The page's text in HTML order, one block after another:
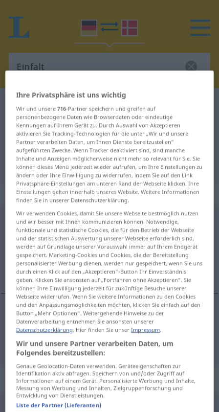
Deutsch-Dänisch Übersetzung für
"Einfalt"
"Einfalt" Dänisch Übersetzung
„Einfalt“: feminin
Einfaltf <ohne pl>
Übersicht aller Übersetzungen
(Für mehr Details die Übersetzung anklicken/antippen)
enfoldighed, uskyldighed
enfoldighed Einfalt
uskyldighed Einfalt
Synonyme für "Einfalt"
Ihre Privatsphäre ist uns wichtig
Wir und unsere716-Partner speichern und greifen auf
personenbezogene Daten wie Browserdaten oder eindeutige
Kennungen auf Ihrem Gerät zu. Durch Auswahl von Akzeptieren
aktivieren Sie Tracking-Technologien für die unter „Wir und unsere
Partner verarbeiten Daten, um Ihnen Dienste bereitzustellen“
aufgeführten Zwecke. Wenn Tracker deaktiviert sind, sind manche
Inhalte und Anzeigen möglicherweise nicht mehr so relevant für Sie. Sie
können dieses Menü jederzeit wieder aufrufen, um Ihre Einstellungen zu
ändern oder Ihre Einwilligung zu widerrufen, indem Sie auf den Link
Privatsphäre-Einstellungen am unteren Rand der Webseite klicken. Ihre
Einstellungen gelten innerhalb unseres Website. Weitere Informationen
finden Sie in unserer Datenschutzerklärung.
Wir verwenden Cookies, damit Sie unsere Webseite bestmöglich nutzen
und wir besser mit Ihnen kommunizieren können. Notwendige,
funktionale und statistische Cookies, die für den Betrieb der Webseite
und der statistischen Auswertung unserer Webseite erforderlich sind,
werden auf Grundlage unserer Vorauswahl immer auf Ihrem Endgerät
gespeichert. Marketing-Cookies und Cookies, die der Bereitstellung
personalisierter Werbung dienen, werden nur gespeichert, wenn Sie uns
durch einen Klick auf den „Akzeptieren“-Button Ihr Einverständnis
geben. Klicken Sie ansonsten auf „Fortfahren ohne Akzeptieren“. Sie
können Ihre Einwilligung jederzeit für zukünftige Besuche unserer
Webseite widerrufen. Wenn Sie weitere Informationen zu den Cookies
und den Anpassungsmöglichkeiten möchten, klicken Sie einfach auf den
Button „Mehr Optionen“. Weitergehende Hinweise zu der
Datenverarbeitung entnehmen Sie ansonsten unserer
Datenschutzerklärung. Hier finden Sie unserImpressum.
Wir und unsere Partner verarbeiten Daten, um
Folgendes bereitzustellen:
Genaue Geolocation-Daten verwenden. Geräteeigenschaften zur
Identifikation aktiv abfragen. Speichern von und/oder Zugriff auf
Informationen auf einem Gerät. Personalisierte Werbung und Inhalte,
Messung von Werbung und Inhalten, Zielgruppenforschung und
Entwicklung von Dienstleistungen.
Liste der Partner (Lieferanten)